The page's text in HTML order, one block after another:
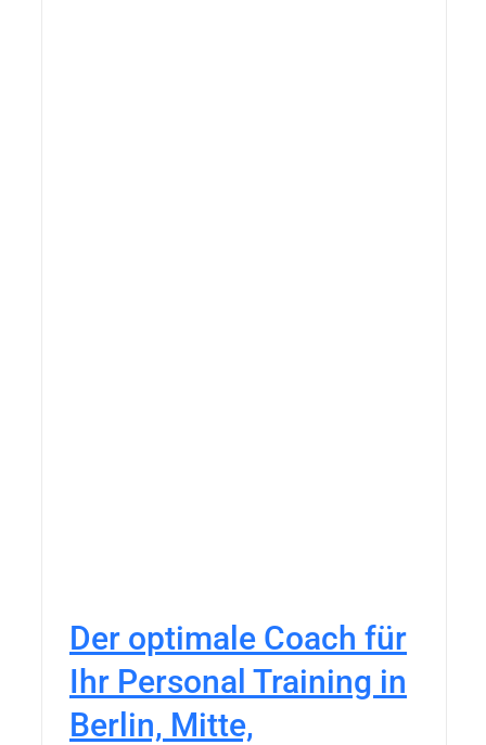
Der optimale Coach für
Ihr Personal Training in
Berlin, Mitte,